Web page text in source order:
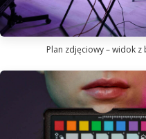
Plan zdjęciowy – widok z